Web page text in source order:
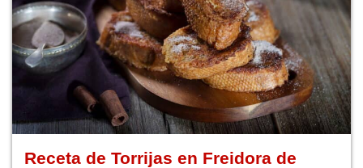
Receta de Torrijas en Freidora de